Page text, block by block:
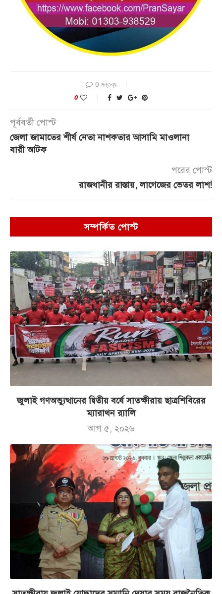
0 মন্তব্য
0
পূর্ববর্তী পোস্ট
জেলা জামাতের শীর্ষ নেতা নাশকতার আসামি মাওলানা
বারী আটক
পরের পোস্ট
রাজধানীর রাস্তায়, লাগেজের ভেতর লাশ!
সম্পর্কিত পোস্ট
জুলাই গণঅভ্যুত্থানের দ্বিতীয় বর্ষে সাতক্ষীরায় ছাত্রশিবিরের
ম্যারাথন র‌্যালি
আগ ৫, ২০২৬